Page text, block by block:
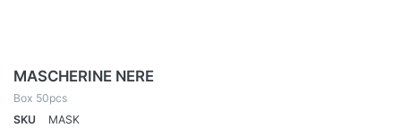
MASCHERINE NERE
Box 50pcs
SKU
MASK